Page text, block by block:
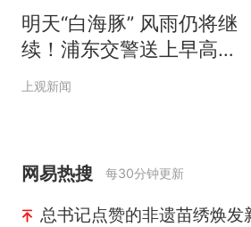
明天“白海豚” 风雨仍将继
续！浦东交警送上早高峰
出行提示
上观新闻
网易热搜 每30分钟更新
总书记点赞的非遗苗绣焕发